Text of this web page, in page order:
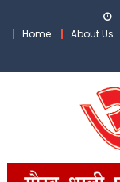
Home
About Us